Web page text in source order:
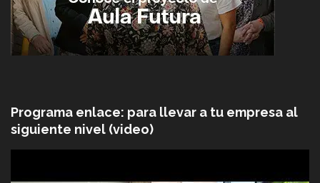
Programa enlace: para llevar a tu empresa al
siguiente nivel (video)